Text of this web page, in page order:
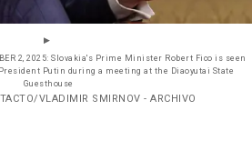
2, 2025: Slovakia's Prime Minister Robert Fico is seen
Putin during a meeting at the Diaoyutai State
Guesthouse
VLADIMIR SMIRNOV - ARCHIVO